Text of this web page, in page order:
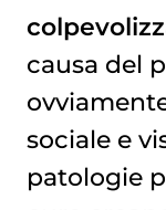
causa del
sociale e
patologie